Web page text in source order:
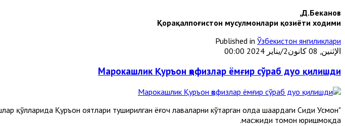
Д.Беканов,
Қорақалпоғистон мусулмонлари қозиёти ходими
Published in Ўзбекистон янгиликлари
الإثنين, 08 كانون2/يناير 2024 00:00
Марокашлик Қуръон ҳофизлар ёмғир сўраб дуо қилишди
қўлларида Қуръон оятлари туширилган ёғоч лавҳаларни кўтарган ҳолда шаҳардаги Сиди Усмон
масжиди томон юришмоқда.